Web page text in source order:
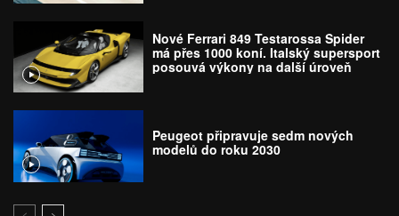
Nové Ferrari 849 Testarossa Spider
má přes 1000 koní. Italský supersport
posouvá výkony na další úroveň
Peugeot připravuje sedm nových
modelů do roku 2030